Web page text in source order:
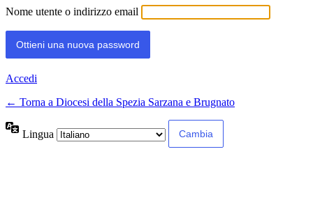
Nome utente o indirizzo email
Accedi
← Torna a Diocesi della Spezia Sarzana e Brugnato
Lingua